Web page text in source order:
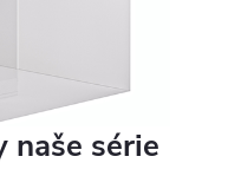
naše série